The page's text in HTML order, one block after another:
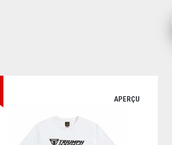
APERÇU